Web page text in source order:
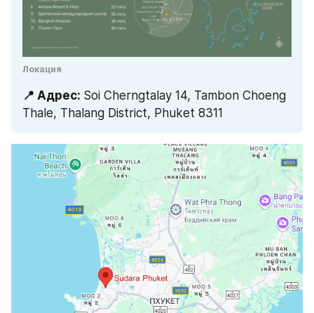
Локация
📍 Адрес: Soi Cherngtalay 14, Tambon Choeng
Thale, Thalang District, Phuket 8311